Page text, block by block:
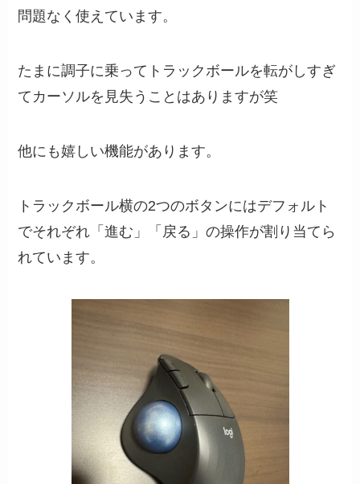
問題なく使えています。
たまに調子に乗ってトラックボールを転がしすぎ
てカーソルを見失うことはありますが笑
他にも嬉しい機能があります。
トラックボール横の2つのボタンにはデフォルト
でそれぞれ「進む」「戻る」の操作が割り当てら
れています。